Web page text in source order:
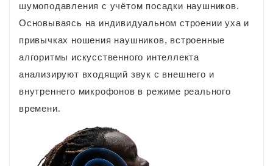
шумоподавления с учётом посадки наушников.
Основываясь на индивидуальном строении уха и
привычках ношения наушников, встроенные
алгоритмы искусственного интеллекта
анализируют входящий звук с внешнего и
внутреннего микрофонов в режиме реального
времени.